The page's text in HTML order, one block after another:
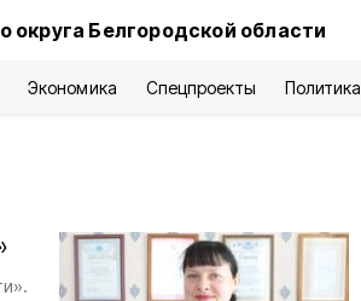
округа Белгородской области
Экономика Спецпроекты Политика